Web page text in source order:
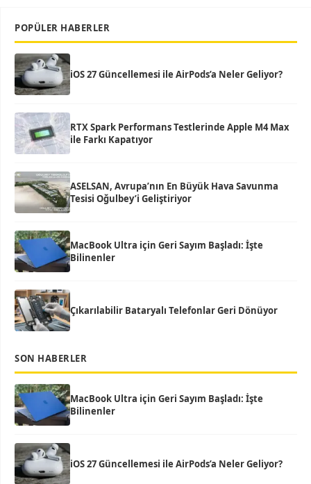
POPÜLER HABERLER
iOS 27 Güncellemesi ile AirPods’a Neler Geliyor?
RTX Spark Performans Testlerinde Apple M4 Max
ile Farkı Kapatıyor
ASELSAN, Avrupa’nın En Büyük Hava Savunma
Tesisi Oğulbey’i Geliştiriyor
MacBook Ultra için Geri Sayım Başladı: İşte
Bilinenler
Çıkarılabilir Bataryalı Telefonlar Geri Dönüyor
SON HABERLER
MacBook Ultra için Geri Sayım Başladı: İşte
Bilinenler
iOS 27 Güncellemesi ile AirPods’a Neler Geliyor?